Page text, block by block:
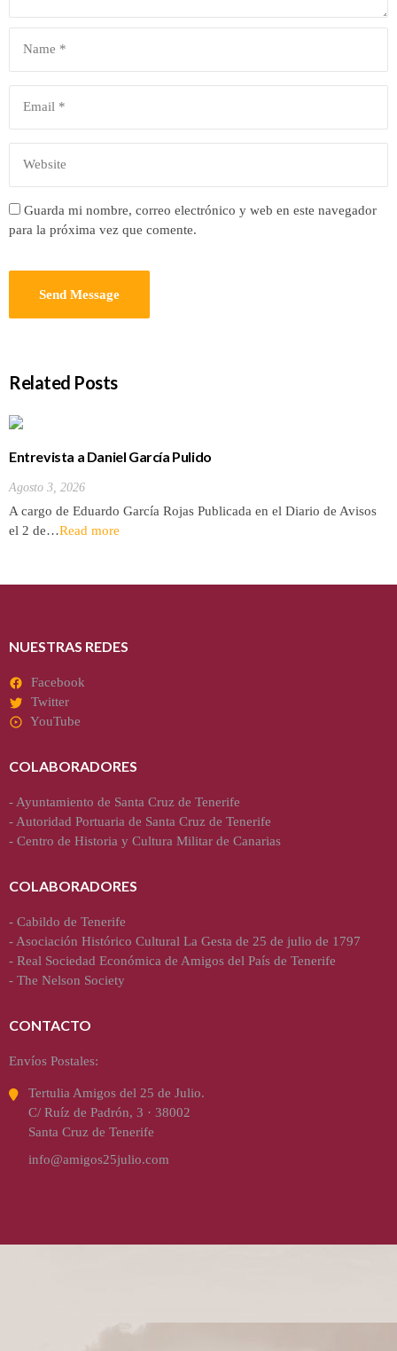
Guarda mi nombre, correo electrónico y web en este navegador
para la próxima vez que comente.
Related Posts
Entrevista a Daniel García Pulido
Agosto 3, 2026
A cargo de Eduardo García Rojas Publicada en el Diario de Avisos
el 2 de…Read more
NUESTRAS REDES
Facebook
Twitter
YouTube
COLABORADORES
- Ayuntamiento de Santa Cruz de Tenerife
- Autoridad Portuaria de Santa Cruz de Tenerife
- Centro de Historia y Cultura Militar de Canarias
COLABORADORES
- Cabildo de Tenerife
- Asociación Histórico Cultural La Gesta de 25 de julio de 1797
- Real Sociedad Económica de Amigos del País de Tenerife
- The Nelson Society
CONTACTO
Envíos Postales:
Tertulia Amigos del 25 de Julio.
C/ Ruíz de Padrón, 3 · 38002
Santa Cruz de Tenerife
info@amigos25julio.com